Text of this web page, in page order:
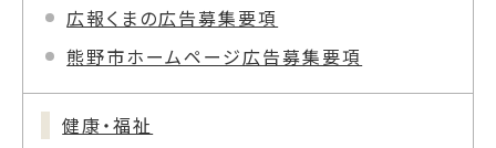
広報くまの広告募集要項
熊野市ホームページ広告募集要項
健康・福祉